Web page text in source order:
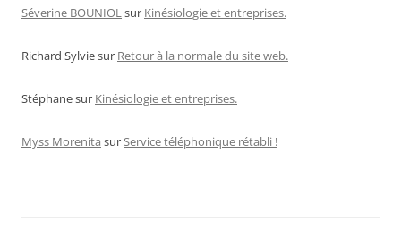
Séverine BOUNIOLsur Kinésiologie et entreprises.
Richard Sylviesur Retour à la normale du site web.
Stéphanesur Kinésiologie et entreprises.
Myss Morenita surService téléphonique rétabli !